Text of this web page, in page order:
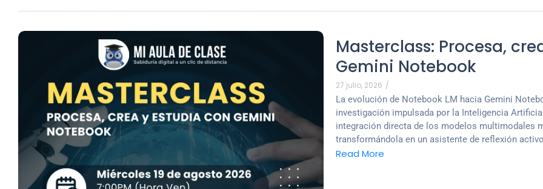
Masterclass: Procesa,
Gemini Notebook
27 julio, 2026 /
La evolución de Notebook LM hacia Gemini
investigación impulsada por la Inteligencia
integración directa de los modelos multimodales
transformándola en un asistente de reflexión
Read More